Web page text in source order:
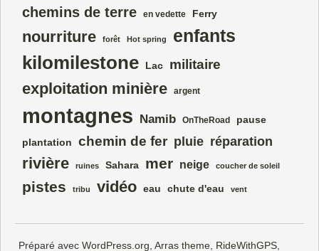
chemins de terre en vedette Ferry
nourriture forêt Hot spring enfants
kilomilestone Lac militaire
exploitation minière argent
montagnes Namib OnTheRoad pause
plantation chemin de fer pluie réparation
rivière ruines Sahara mer neige coucher de soleil
pistes tribu vidéo eau chute d'eau vent
Préparé avec WordPress.org, Arras theme, RideWithGPS,